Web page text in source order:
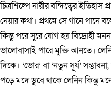
চিত্রশিল্পে নারীর বন্দিত্বের
নেয়ার কথা। প্রথমে সে গানে
কিন্তু পরে সুরে যোগ হয় বিদ্রোহী
ভালোবাসাই পারে মুক্তি আনতে।
দিকে। ‘ভোর’ বা ‘নতুন সূর্য’
পড়ে মদে ডুবে থাকে লেনিন কিন্তু